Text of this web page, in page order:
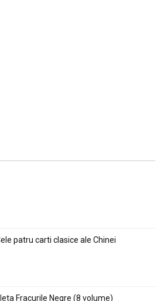
patru carti clasice ale Chinei
Fracurile Negre (8 volume)